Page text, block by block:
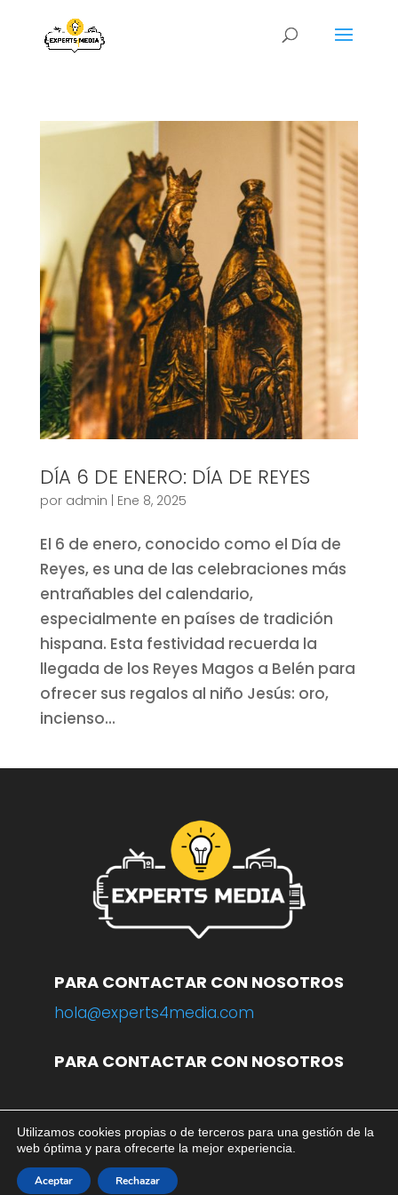
DÍA 6 DE ENERO: DÍA DE REYES
por admin Ene 8, 2025
El 6 de enero, conocido como el Día de
Reyes, es una de las celebraciones más
entrañables del calendario,
especialmente en países de tradición
hispana. Esta festividad recuerda la
llegada de los Reyes Magos a Belén para
ofrecer sus regalos al niño Jesús: oro,
incienso...
PARA CONTACTAR CON NOSOTROS
hola@experts4media.com
PARA CONTACTAR CON NOSOTROS
© 2023 WEBwww.experts4media.com
AVISO LEGAL|POLÍTICA DE PRIVACIDAD
Utilizamos cookies propias o de terceros para una gestión de la
web óptima y para ofrecerte la mejor experiencia.
Aceptar Rechazar